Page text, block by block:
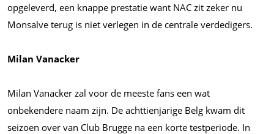
opgeleverd, een knappe prestatie want NAC zit zeker nu
Monsalve terug is niet verlegen in de centrale verdedigers.
Milan Vanacker
Milan Vanacker zal voor de meeste fans een wat
onbekendere naam zijn. De achttienjarige Belg kwam dit
seizoen over van Club Brugge na een korte testperiode. In